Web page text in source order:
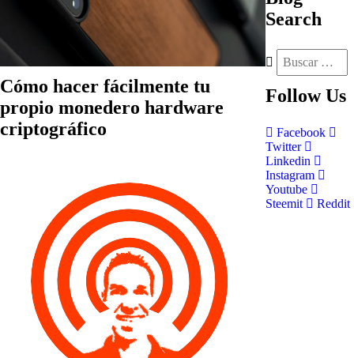
Cómo hacer fácilmente tu
propio monedero hardware
criptográfico
Search
Follow Us
Facebook
Twitter
Linkedin
Instagram
Youtube
Steemit
Reddit